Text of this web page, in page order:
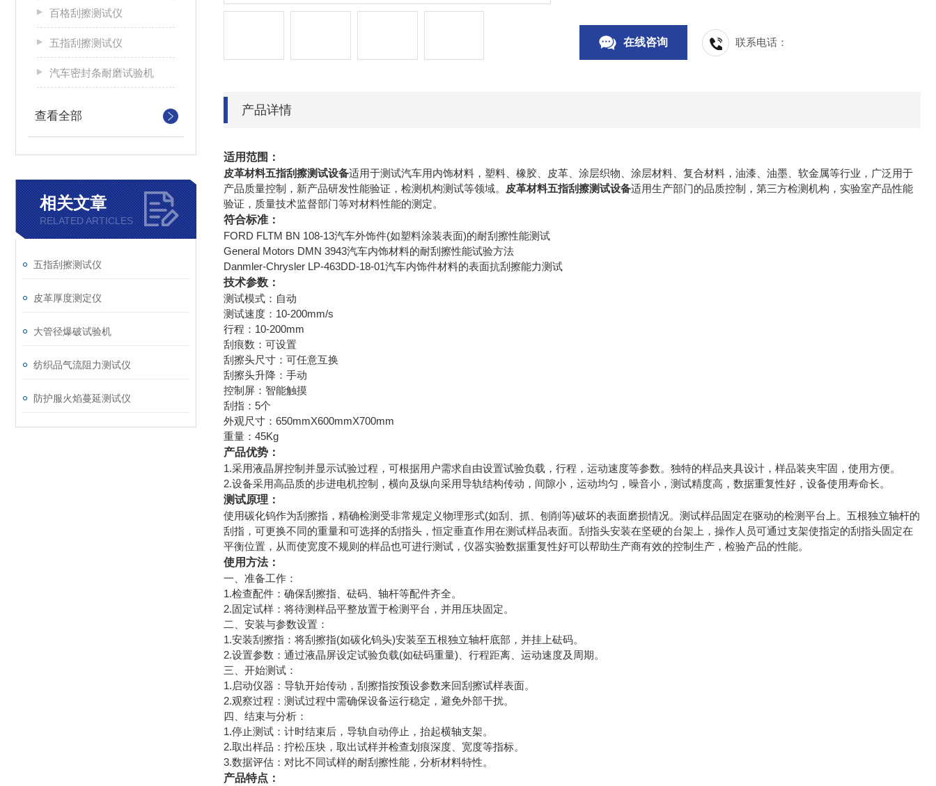
百格刮擦测试仪
五指刮擦测试仪
汽车密封条耐磨试验机
查看全部
相关文章
RELATED ARTICLES
五指刮擦测试仪
皮革厚度测定仪
大管径爆破试验机
纺织品气流阻力测试仪
防护服火焰蔓延测试仪
在线咨询 联系电话：
产品详情
适用范围：
皮革材料五指刮擦测试设备适用于测试汽车用内饰材料，塑料、橡胶、皮革、涂层织物、涂层材料、复合材料，油漆、油墨、软金属等行业，广泛用于
产品质量控制，新产品研发性能验证，检测机构测试等领域。
皮革材料五指刮擦测试设备适用生产部门的品质控制，第三方检测机构，实验室产品性能
验证，质量技术监督部门等对材料性能的测定。
符合标准：
FORD FLTM BN 108-13汽车外饰件(如塑料涂装表面)的耐刮擦性能测试
General Motors DMN 3943汽车内饰材料的耐刮擦性能试验方法
Danmler-Chrysler LP-463DD-18-01汽车内饰件材料的表面抗刮擦能力测试
技术参数：
测试模式：自动
测试速度：10-200mm/s
行程：10-200mm
刮痕数：可设置
刮擦头尺寸：可任意互换
刮擦头升降：手动
控制屏：智能触摸
刮指：5个
外观尺寸：650mmX600mmX700mm
重量：45Kg
产品优势：
1.采用液晶屏控制并显示试验过程，可根据用户需求自由设置试验负载，行程，运动速度等参数。独特的样品夹具设计，样品装夹牢固，使用方便。
2.设备采用高品质的步进电机控制，横向及纵向采用导轨结构传动，间隙小，运动均匀，噪音小，测试精度高，数据重复性好，设备使用寿命长。
测试原理：
使用碳化钨作为刮擦指，精确检测受非常规定义物理形式(如刮、抓、刨削等)破坏的表面磨损情况。测试样品固定在驱动的检测平台上。五根独立轴杆的
刮指，可更换不同的重量和可选择的刮指头，恒定垂直作用在测试样品表面。刮指头安装在坚硬的台架上，操作人员可通过支架使指定的刮指头固定在
平衡位置，从而使宽度不规则的样品也可进行测试，仪器实验数据重复性好可以帮助生产商有效的控制生产，检验产品的性能。
使用方法：
一、准备工作：
1.检查配件：确保刮擦指、砝码、轴杆等配件齐全。
2.固定试样：将待测样品平整放置于检测平台，并用压块固定。
二、安装与参数设置：
1.安装刮擦指：将刮擦指(如碳化钨头)安装至五根独立轴杆底部，并挂上砝码。
2.设置参数：通过液晶屏设定试验负载(如砝码重量)、行程距离、运动速度及周期。
三、开始测试：
1.启动仪器：导轨开始传动，刮擦指按预设参数来回刮擦试样表面。
2.观察过程：测试过程中需确保设备运行稳定，避免外部干扰。
四、结束与分析：
1.停止测试：计时结束后，导轨自动停止，抬起横轴支架。
2.取出样品：拧松压块，取出试样并检查划痕深度、宽度等指标。
3.数据评估：对比不同试样的耐刮擦性能，分析材料特性。
产品特点：